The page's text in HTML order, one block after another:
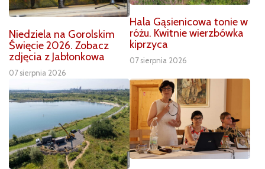
Niedziela na Gorolskim
Święcie 2026. Zobacz
zdjęcia z Jabłonkowa
07 sierpnia 2026
Hala Gąsienicowa tonie w
różu. Kwitnie wierzbówka
kiprzyca
07 sierpnia 2026